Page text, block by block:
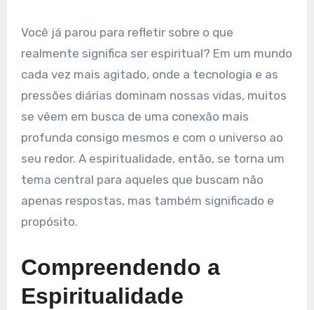
Você já parou para refletir sobre o que
realmente significa ser espiritual? Em um mundo
cada vez mais agitado, onde a tecnologia e as
pressões diárias dominam nossas vidas, muitos
se vêem em busca de uma conexão mais
profunda consigo mesmos e com o universo ao
seu redor. A espiritualidade, então, se torna um
tema central para aqueles que buscam não
apenas respostas, mas também significado e
propósito.
Compreendendo a
Espiritualidade